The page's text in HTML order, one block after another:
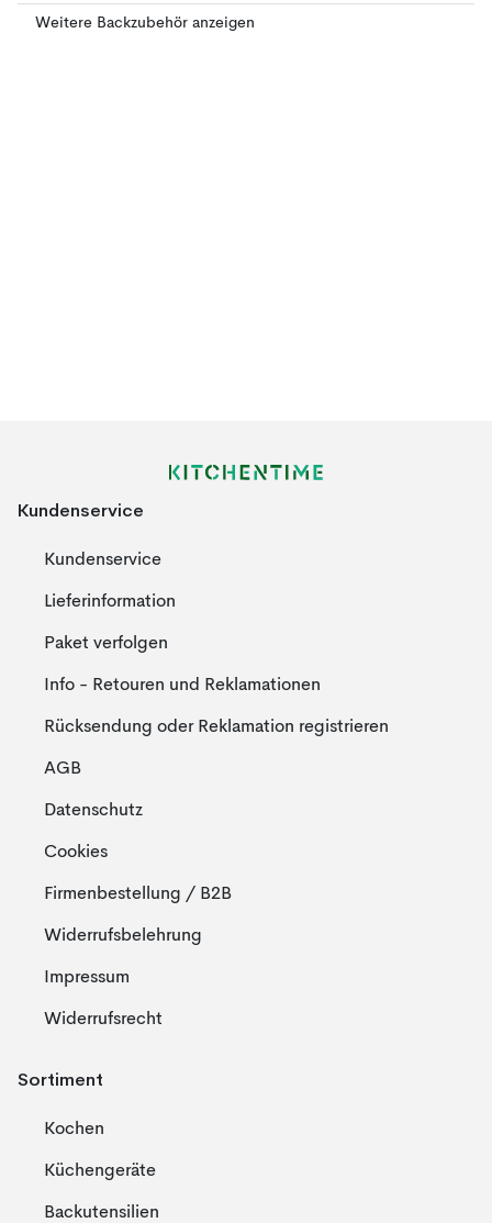
Weitere Backzubehör anzeigen
Kundenservice
Kundenservice
Lieferinformation
Paket verfolgen
Info - Retouren und Reklamationen
Rücksendung oder Reklamation registrieren
AGB
Datenschutz
Cookies
Firmenbestellung / B2B
Widerrufsbelehrung
Impressum
Widerrufsrecht
Sortiment
Kochen
Küchengeräte
Backutensilien